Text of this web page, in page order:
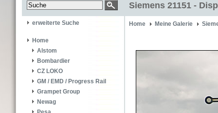
Siemens 21151 -
erweiterte Suche
Home
Alstom
Bombardier
CZ LOKO
GM / EMD / Progress Rail
Grampet Group
Newag
Home Meine Galerie